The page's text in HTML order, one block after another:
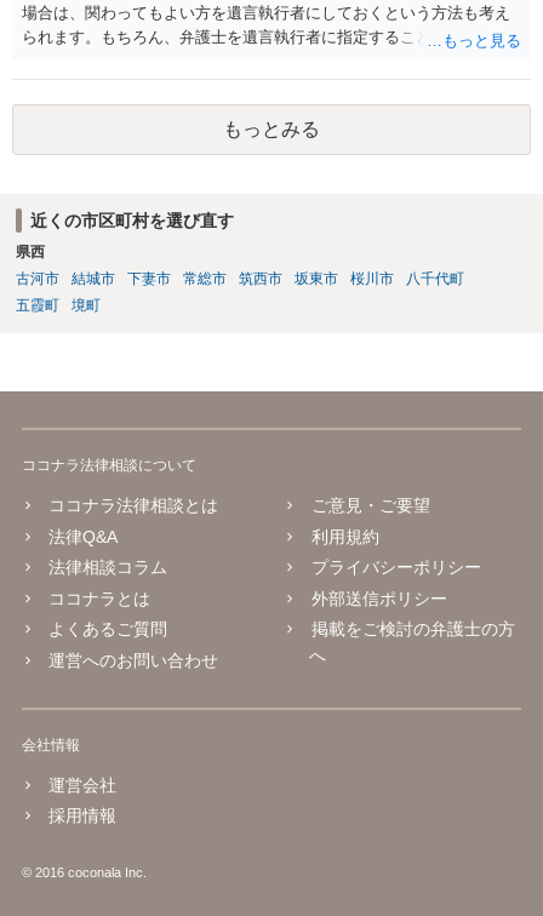
場合は、関わってもよい方を遺言執行者にしておくという方法も考え
られます。もちろん、弁護士を遺言執行者に指定することもできます
方に再委任の権限を付与しておくという方法もあります。 一度、弁護
士に直接ご相談されることをお勧めいたします。
もっとみる
近くの市区町村を選び直す
県西
古河市
結城市 下妻市 常総市 筑西市 坂東市 桜川市
八千代町
五霞町
境町
ココナラ法律相談について
ココナラ法律相談とは
法律Q&A
法律相談コラム
ココナラとは
よくあるご質問
運営へのお問い合わせ
ご意見・ご要望
利用規約
プライバシーポリシー
外部送信ポリシー
掲載をご検討の弁護士の方
へ
会社情報
運営会社
採用情報
© 2016 coconala Inc.